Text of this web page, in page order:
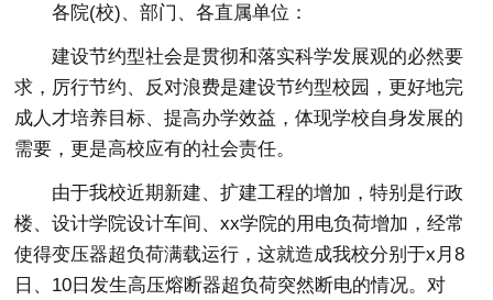
各院(校)、部门、各直属单位：
建设节约型社会是贯彻和落实科学发展观的必然要
求，厉行节约、反对浪费是建设节约型校园，更好地完
成人才培养目标、提高办学效益，体现学校自身发展的
需要，更是高校应有的社会责任。
由于我校近期新建、扩建工程的增加，特别是行政
楼、设计学院设计车间、xx学院的用电负荷增加，经常
使得变压器超负荷满载运行，这就造成我校分别于x月8
日、10日发生高压熔断器超负荷突然断电的情况。对